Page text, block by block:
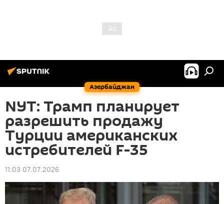
Азербайджан
NYT: Трамп планирует
разрешить продажу
Турции американских
истребителей F-35
11:03 07.07.2026